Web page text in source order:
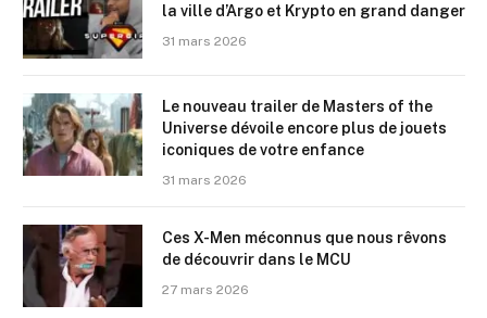
la ville d’Argo et Krypto en grand danger
31 mars 2026
Le nouveau trailer de Masters of the
Universe dévoile encore plus de jouets
iconiques de votre enfance
31 mars 2026
Ces X-Men méconnus que nous rêvons
de découvrir dans le MCU
27 mars 2026